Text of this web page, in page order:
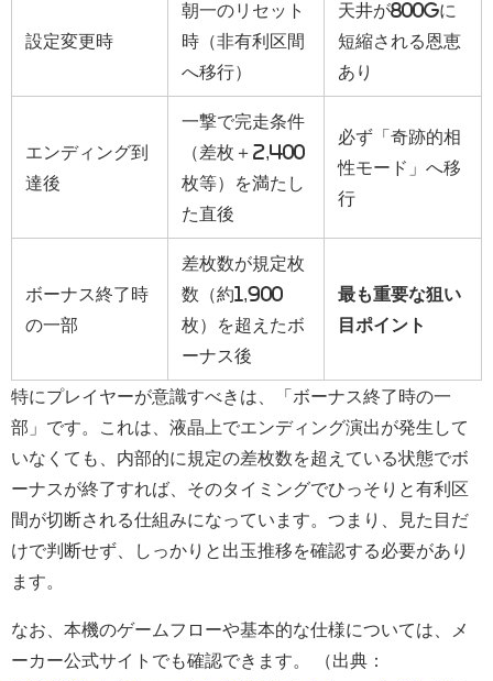
設定変更時
朝一のリセット
時（非有利区間
へ移行）
天井が800Gに
短縮される恩恵
あり
エンディング到
達後
一撃で完走条件
（差枚＋2,400
枚等）を満たし
た直後
必ず「奇跡的相
性モード」へ移
行
ボーナス終了時
の一部
差枚数が規定枚
数（約1,900
枚）を超えたボ
ーナス後
最も重要な狙い
目ポイント
特にプレイヤーが意識すべきは、「ボーナス終了時の一
部」です。これは、液晶上でエンディング演出が発生して
いなくても、内部的に規定の差枚数を超えている状態でボ
ーナスが終了すれば、そのタイミングでひっそりと有利区
間が切断される仕組みになっています。つまり、見た目だ
けで判断せず、しっかりと出玉推移を確認する必要があり
ます。
なお、本機のゲームフローや基本的な仕様については、メ
ーカー公式サイトでも確認できます。 （出典：